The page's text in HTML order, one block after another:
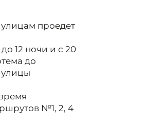
улицам проедет
12 ночи и с 20
до
№1, 2, 4